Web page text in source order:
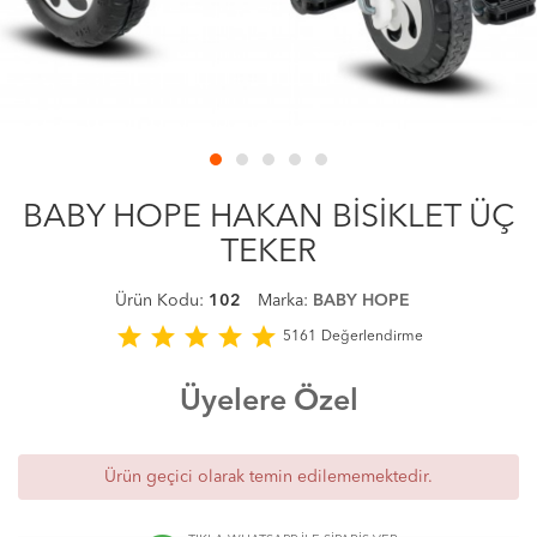
BABY HOPE HAKAN BİSİKLET ÜÇ
TEKER
Ürün Kodu: 102 Marka: BABY HOPE
star star star star star 5161 Değerlendirme
Üyelere Özel
Ürün geçici olarak temin edilememektedir.